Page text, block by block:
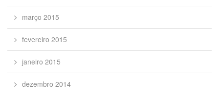
março 2015
fevereiro 2015
janeiro 2015
dezembro 2014